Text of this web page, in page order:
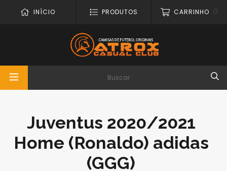
INÍCIO PRODUTOS CARRINHO 0
Juventus 2020/2021
Home (Ronaldo) adidas
(GGG)